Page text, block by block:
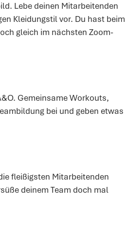
Lebe deinen Mitarbeitenden
Kleidungstil vor. Du hast beim
gleich im nächsten Zoom-
Gemeinsame Workouts,
bei und geben etwas
fleißigsten Mitarbeitenden
deinem Team doch mal